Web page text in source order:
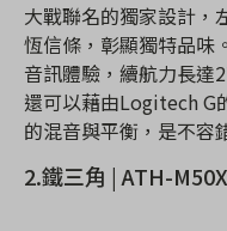
大戰聯名的獨家設計，
恆信條，彰顯獨特品味
音訊體驗， 續航力長達
還可以藉由Logitech G
的混音與平衡 ，是不容
2.鐵三角 | ATH-